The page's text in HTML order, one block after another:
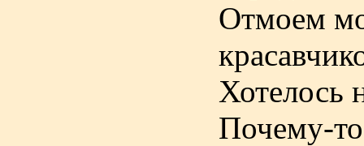
Отмоем
Хотелось
Почему-